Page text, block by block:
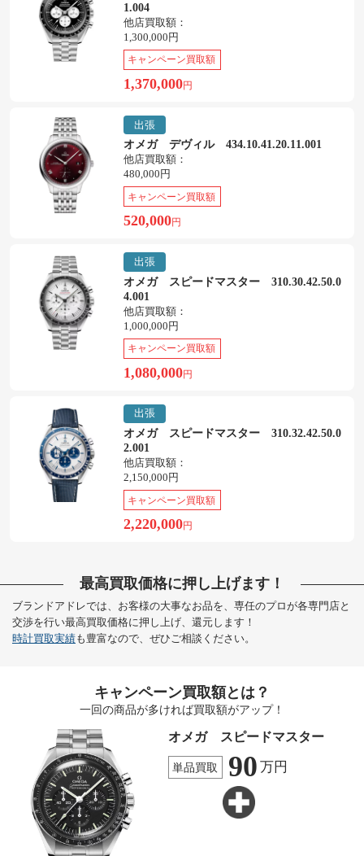
1.004
他店買取額：
1,300,000円
キャンペーン買取額
1,370,000円
出張
オメガ デヴィル 434.10.41.20.11.001
他店買取額：
480,000円
キャンペーン買取額
520,000円
出張
オメガ スピードマスター 310.30.42.50.0
4.001
他店買取額：
1,000,000円
キャンペーン買取額
1,080,000円
出張
オメガ スピードマスター 310.32.42.50.0
2.001
他店買取額：
2,150,000円
キャンペーン買取額
2,220,000円
最高買取価格に押し上げます！
ブランドアドレでは、お客様の大事なお品を、専任のプロが各専門店と
交渉を行い最高買取価格に押し上げ、還元します！
時計買取実績も豊富なので、ぜひご相談ください。
キャンペーン買取額とは？
一回の商品が多ければ買取額がアップ！
オメガ スピードマスター
単品買取 90 万円